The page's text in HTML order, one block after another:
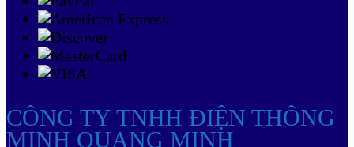
CÔNG TY TNHH ĐIỆN THÔNG
MINH QUANG MINH